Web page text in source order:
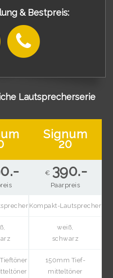
& Bestpreis:
Lautsprecherserie
Signum
20
€ 390.-
Paarpreis
Kompakt-Lautsprecher
weiß,
schwarz
150mm Tief-
mitteltöner